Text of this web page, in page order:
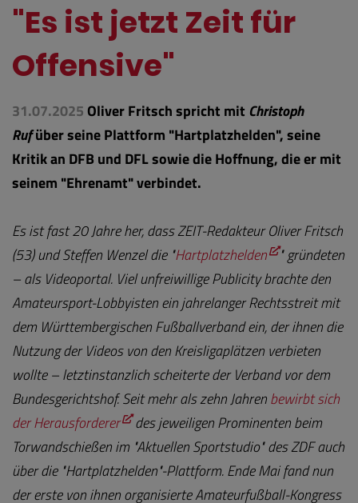
"Es ist jetzt Zeit für
Offensive"
31.07.2025 Oliver Fritsch spricht mit Christoph
Rufüber seine Plattform "Hartplatzhelden", seine
Kritik an DFB und DFL sowie die Hoffnung, die er mit
seinem "Ehrenamt" verbindet.
Es ist fast 20 Jahre her, dass ZEIT-Redakteur Oliver Fritsch
(53) und Steffen Wenzel die "Hartplatzhelden " gründeten
– als Videoportal. Viel unfreiwillige Publicity brachte den
Amateursport-Lobbyisten ein jahrelanger Rechtsstreit mit
dem Württembergischen Fußballverband ein, der ihnen die
Nutzung der Videos von den Kreisligaplätzen verbieten
wollte – letztinstanzlich scheiterte der Verband vor dem
Bundesgerichtshof. Seit mehr als zehn Jahrenbewirbt sich
der Herausforderer des jeweiligen Prominenten beim
Torwandschießen im "Aktuellen Sportstudio" des ZDF auch
über die "Hartplatzhelden"-Plattform. Ende Mai fand nun
der erste von ihnen organisierte Amateurfußball-Kongress